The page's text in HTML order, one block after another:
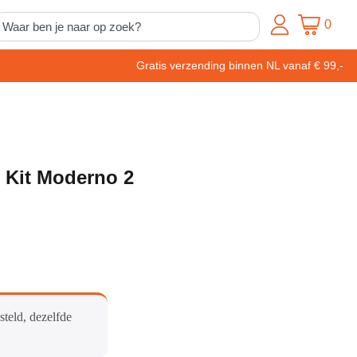
0
Gratis verzending binnen NL vanaf € 99,-
Moderno 2
dezelfde